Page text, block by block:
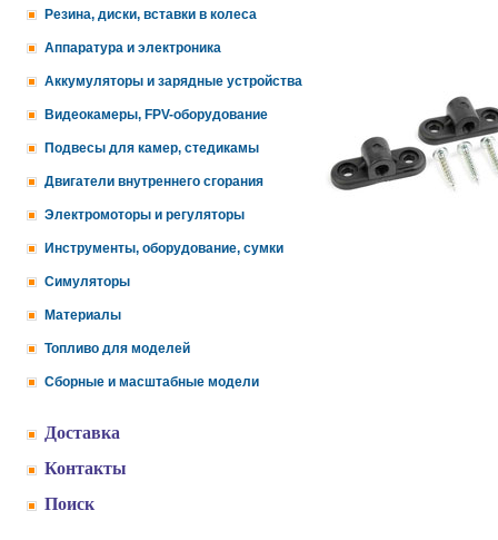
Резина, диски, вставки в колеса
Аппаратура и электроника
Аккумуляторы и зарядные устройства
Видеокамеры, FPV-оборудование
Подвесы для камер, стедикамы
Двигатели внутреннего сгорания
Электромоторы и регуляторы
Инструменты, оборудование, сумки
Симуляторы
Материалы
Топливо для моделей
Сборные и масштабные модели
Доставка
Контакты
Поиск